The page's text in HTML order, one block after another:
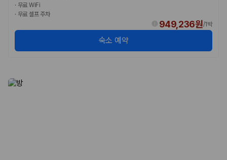
· 무료 WiFi
· 무료 셀프 주차
949,236원/1박
숙소 예약